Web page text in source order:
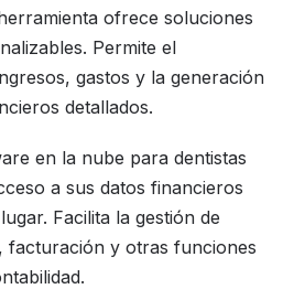
ofrece soluciones
Permite el
gastos y la generación
detallados.
en la nube para dentistas
a sus datos financieros
Facilita la gestión de
facturación y otras funciones